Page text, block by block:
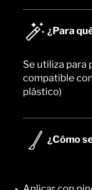
¿Para
Se utiliza para
compatible
plástico)
¿Cómo